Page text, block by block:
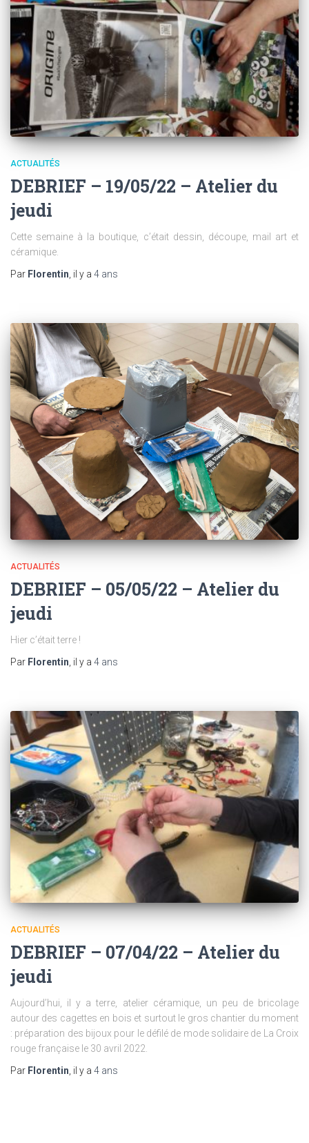
ACTUALITÉS
DEBRIEF – 19/05/22 – Atelier du
jeudi
Cette semaine à la boutique, c’était dessin, découpe, mail art et
céramique.
Par Florentin, il y a 4 ans
ACTUALITÉS
DEBRIEF – 05/05/22 – Atelier du
jeudi
Hier c’était terre !
Par Florentin , il y a 4 ans
ACTUALITÉS
DEBRIEF – 07/04/22 – Atelier du
jeudi
Aujourd’hui, il y a terre, atelier céramique, un peu de bricolage
autour des cagettes en bois et surtout le gros chantier du moment
: préparation des bijoux pour le défilé de mode solidaire de La Croix
rouge française le 30 avril 2022.
Par Florentin, il y a 4 ans